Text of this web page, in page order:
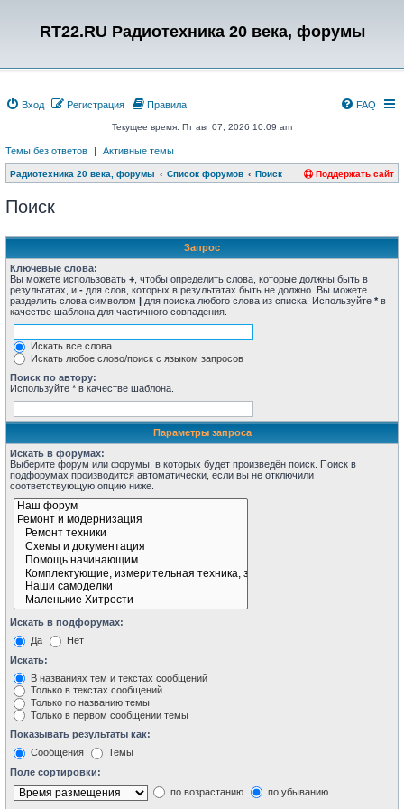
RT22.RU Радиотехника 20 века, форумы
Вход Регистрация FAQ
Правила
Текущее время: Пт авг 07, 2026 10:09 am
Темы без ответов | Активные темы
Радиотехника 20 века, форумы Список форумов Поиск Поддержать сайт
Поиск
Запрос
Ключевые слова:
Вы можете использовать + , чтобы определить слова, которые должны быть в
результатах, и - для слов, которых в результатах быть не должно. Вы можете
разделить слова символом | для поиска любого слова из списка. Используйте * в
качестве шаблона для частичного совпадения.
Искать все слова
Искать любое слово/поиск с языком запросов
Поиск по автору:
Используйте * в качестве шаблона.
Параметры запроса
Искать в форумах:
Выберите форум или форумы, в которых будет произведён поиск. Поиск в
подфорумах производится автоматически, если вы не отключили
соответствующую опцию ниже.
Искать в подфорумах:
Да
Нет
Искать:
В названиях тем и текстах сообщений
Только в текстах сообщений
Только по названию темы
Только в первом сообщении темы
Показывать результаты как:
Сообщения
Темы
Поле сортировки:
по возрастанию
по убыванию